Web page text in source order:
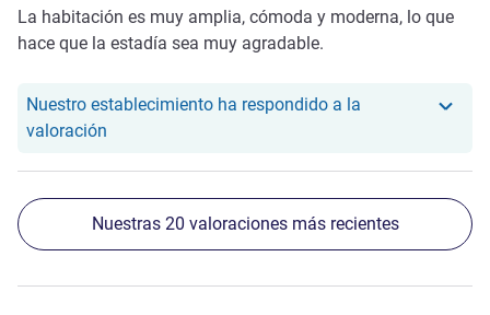
La habitación es muy amplia, cómoda y moderna, lo que
hace que la estadía sea muy agradable.
Nuestro establecimiento ha respondido a la
valoración
Nuestras 20 valoraciones más recientes